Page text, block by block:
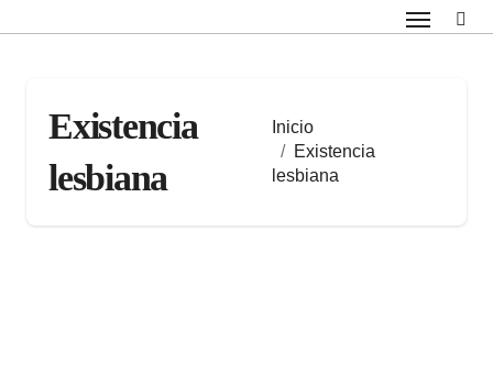
al
Existencia
lesbiana
Inicio
Existencia
lesbiana